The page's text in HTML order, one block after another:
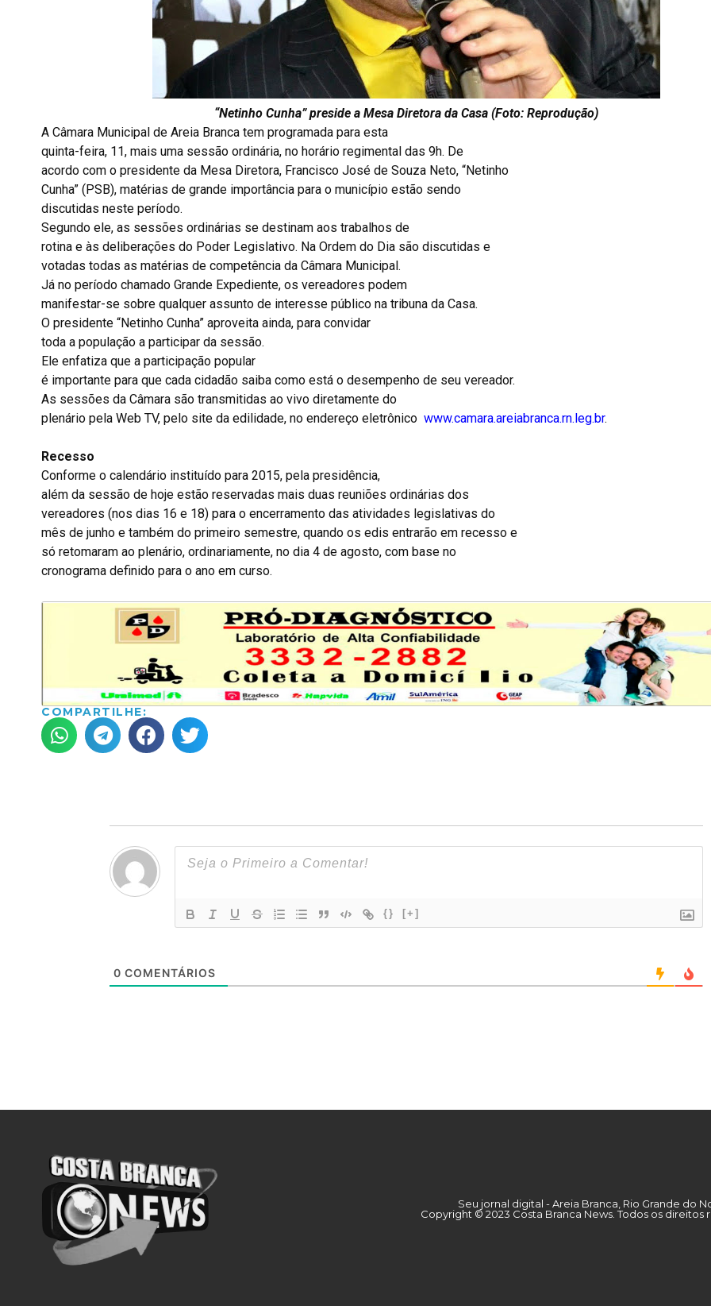
“Netinho Cunha” preside a Mesa Diretora da Casa (Foto: Reprodução)
A Câmara Municipal de Areia Branca tem programada para esta
quinta-feira, 11, mais uma sessão ordinária, no horário regimental das 9h. De
acordo com o presidente da Mesa Diretora, Francisco José de Souza Neto, “Netinho
Cunha” (PSB), matérias de grande importância para o município estão sendo
discutidas neste período.
Segundo ele, as sessões ordinárias se destinam aos trabalhos de
rotina e às deliberações do Poder Legislativo. Na Ordem do Dia são discutidas e
votadas todas as matérias de competência da Câmara Municipal.
Já no período chamado Grande Expediente, os vereadores podem
manifestar-se sobre qualquer assunto de interesse público na tribuna da Casa.
O presidente “Netinho Cunha” aproveita ainda, para convidar
toda a população a participar da sessão.
Ele enfatiza que a participação popular
é importante para que cada cidadão saiba como está o desempenho de seu vereador.
As sessões da Câmara são transmitidas ao vivo diretamente do
plenário pela Web TV, pelo site da edilidade, no endereço eletrônico www.camara.areiabranca.rn.leg.br.
Recesso
Conforme o calendário instituído para 2015, pela presidência,
além da sessão de hoje estão reservadas mais duas reuniões ordinárias dos
vereadores (nos dias 16 e 18) para o encerramento das atividades legislativas do
mês de junho e também do primeiro semestre, quando os edis entrarão em recesso e
só retomaram ao plenário, ordinariamente, no dia 4 de agosto, com base no
cronograma definido para o ano em curso.
COMPARTILHE:
{} [+]
0 COMENTÁRIOS
Seu jornal digital - Areia Branca, Rio Grande do
Copyright © 2023 Costa Branca News. Todos os direitos